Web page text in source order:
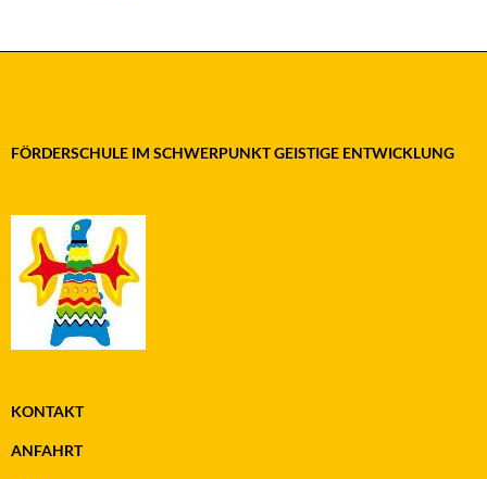
FÖRDERSCHULE IM SCHWERPUNKT GEISTIGE ENTWICKLUNG
KONTAKT
ANFAHRT